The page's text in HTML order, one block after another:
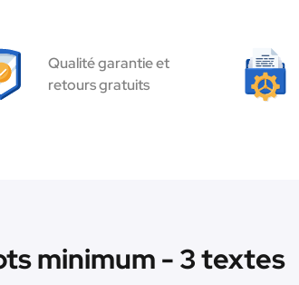
Qualité garantie et
retours gratuits
minimum - 3 textes